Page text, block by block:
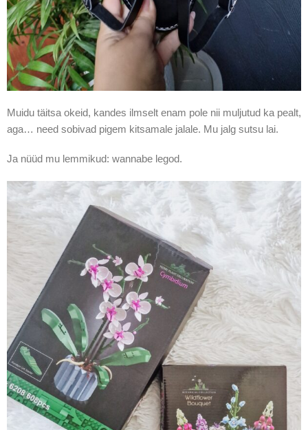
Muidu täitsa okeid, kandes ilmselt enam pole nii muljutud ka pealt,
aga… need sobivad pigem kitsamale jalale. Mu jalg sutsu lai.
Ja nüüd mu lemmikud: wannabe legod.